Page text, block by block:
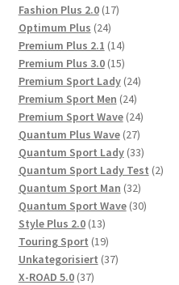
Produkte
Fashion Plus 2.0 1717
Optimum Plus 2424
Produkte
Premium Plus 2.1 1414
Produkte
Premium Plus 3.0 1515
Produkte
Premium Sport Lady 2424
Premium Sport Men 2424
Produkte
Premium Sport Wave 2424
Produkte
Quantum Plus Wave 2727
Produkte
Quantum Sport Lady 3333
Produkte
Quantum Sport Lady Test 22
Quantum Sport Man 3232
Produkte
Quantum Sport Wave 3030
Style Plus 2.0 1313
Produkte
Touring Sport 1919
Produkte
Unkategorisiert 3737
X-ROAD 5.0 3737